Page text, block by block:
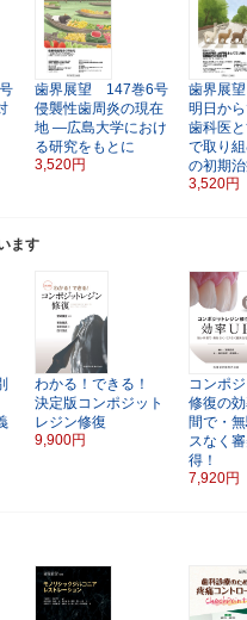
歯界展望 147巻6号
侵襲性歯周炎の現在
地 ―広島大学におけ
る研究をもとに
3,520円
歯界展
明日か
歯科医
で取り
の初期
3,520円
ます
わかる！できる！
決定版コンポジット
レジン修復
9,900円
コンポ
修復の
間で・
スなく
得！
7,920円